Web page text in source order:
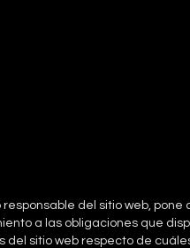
del sitio web,
a las obligaciones que
del sitio web respecto de